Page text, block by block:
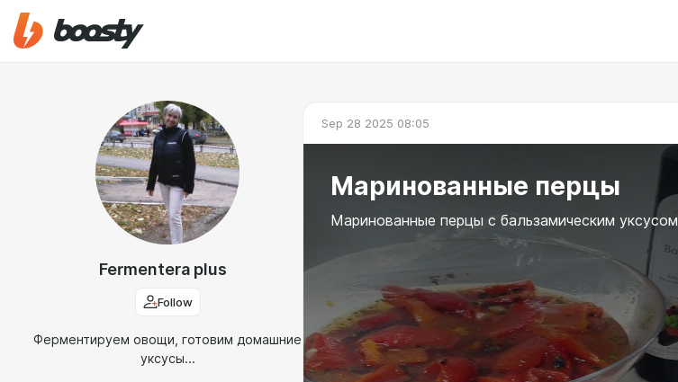
Fermentera plus
Follow
Ферментируем овощи, готовим домашние
уксусы...
Sep 28 2025 08:05
Маринованные перцы
Маринованные перцы с бальзамическим уксусом